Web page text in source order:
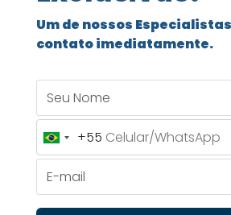
Um de nossos
contato imediatamente.
Brazil
+55
+55